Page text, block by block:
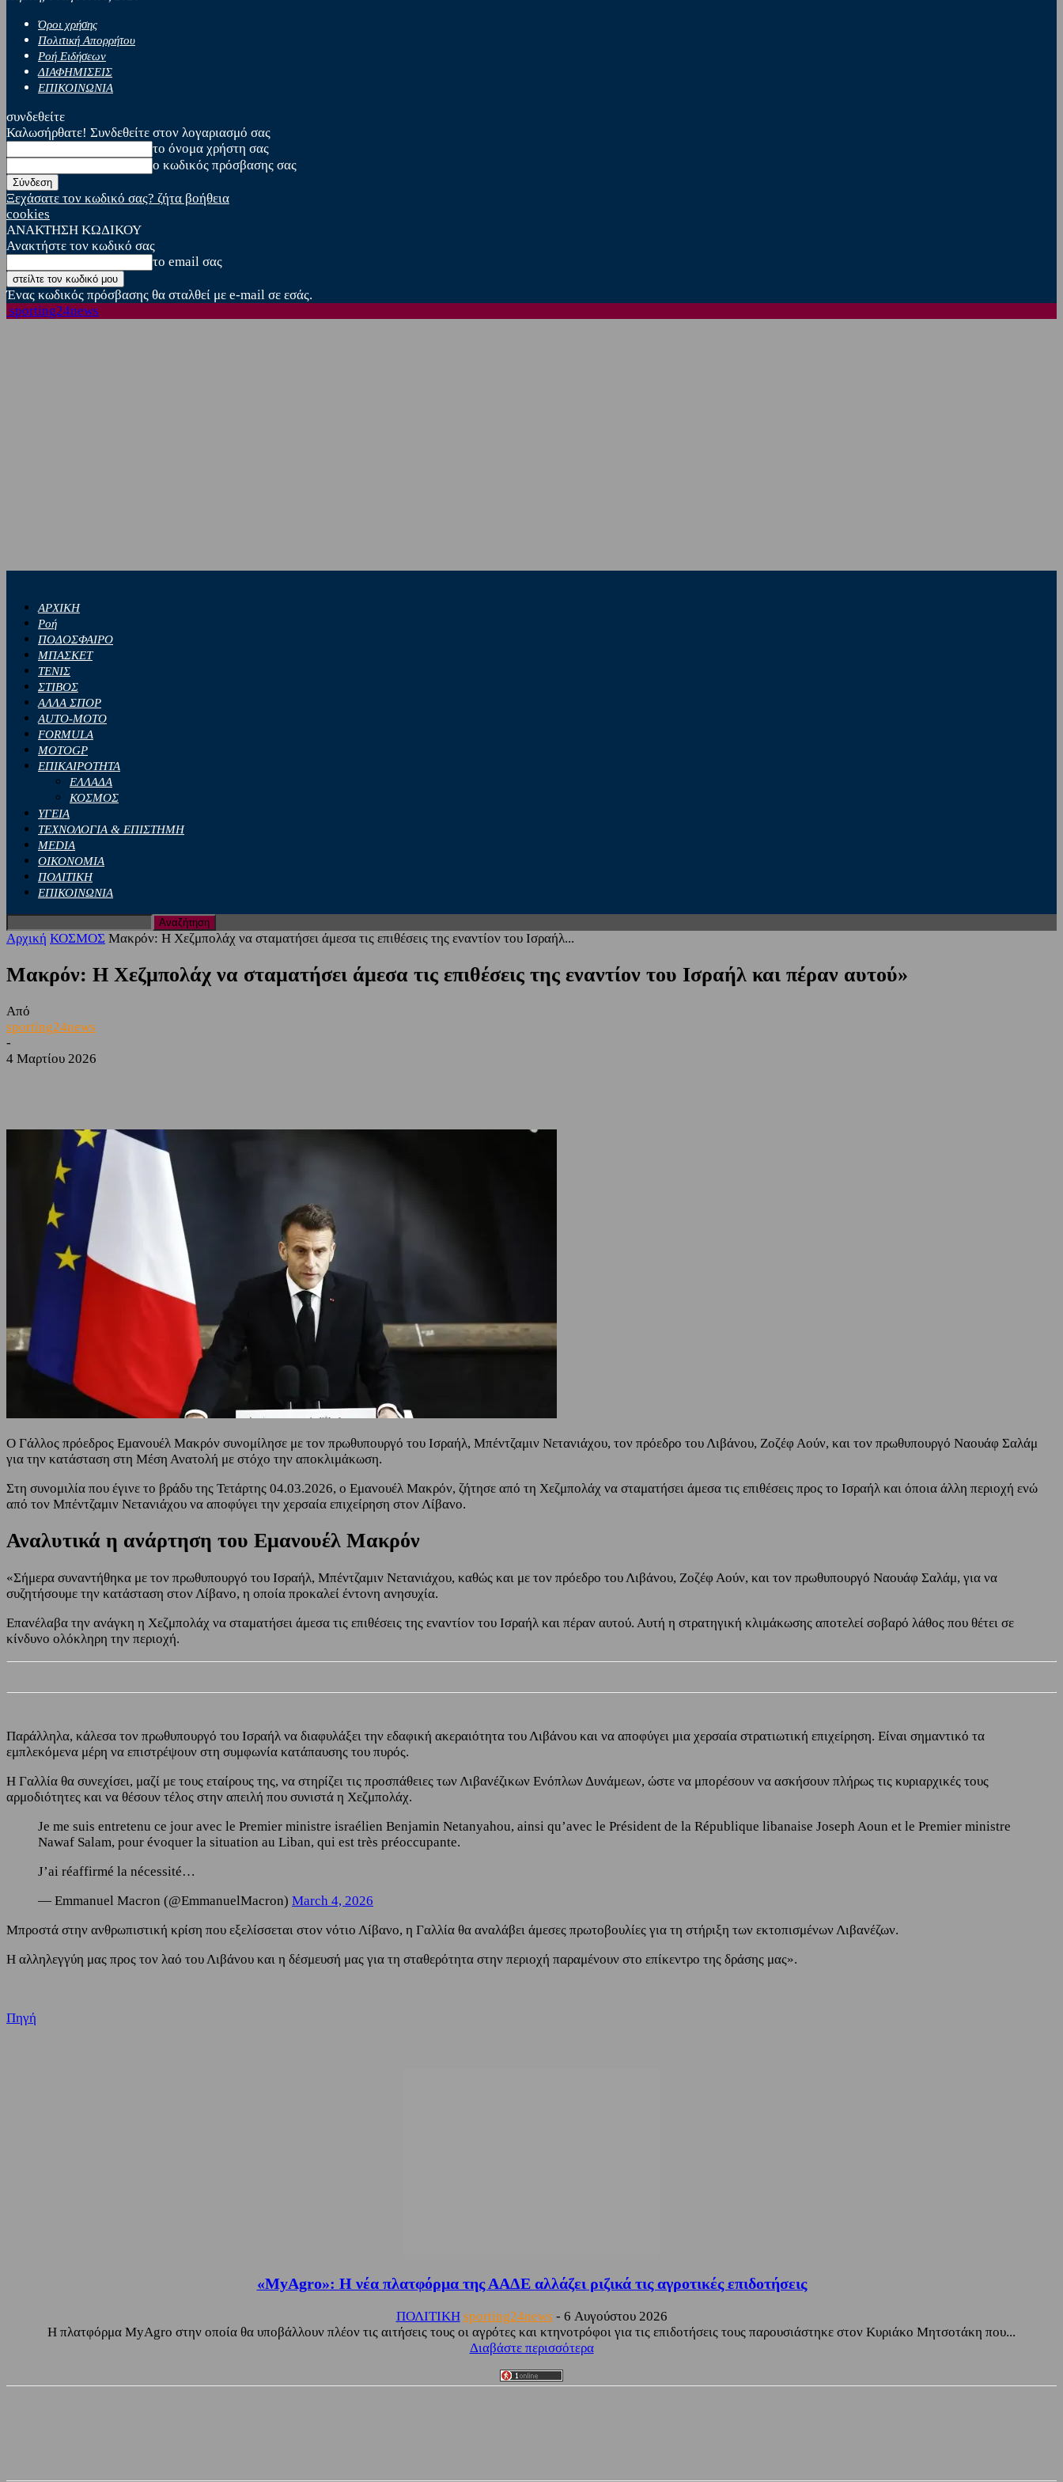
Όροι χρήσης
Πολιτική Απορρήτου
Ροή Ειδήσεων
ΔΙΑΦΗΜΙΣΕΙΣ
ΕΠΙΚΟΙΝΩΝΙΑ
συνδεθείτε
Καλωσήρθατε! Συνδεθείτε στον λογαριασμό σας
το όνομα χρήστη σας
ο κωδικός πρόσβασης σας
Ξεχάσατε τον κωδικό σας? ζήτα βοήθεια
cookies
ΑΝΑΚΤΗΣΗ ΚΩΔΙΚΟΥ
Ανακτήστε τον κωδικό σας
το email σας
Ένας κωδικός πρόσβασης θα σταλθεί με e-mail σε εσάς.
sporting24news
ΑΡΧΙΚΗ
Ροή
ΠΟΔΟΣΦΑΙΡΟ
ΜΠΑΣΚΕΤ
ΤΕΝΙΣ
ΣΤΙΒΟΣ
ΑΛΛΑ ΣΠΟΡ
AUTO-MOTO
FORMULA
MOTOGP
ΕΠΙΚΑΙΡΟΤΗΤΑ
ΕΛΛΑΔΑ
ΚΟΣΜΟΣ
ΥΓΕΙΑ
ΤΕΧΝΟΛΟΓΙΑ & ΕΠΙΣΤΗΜΗ
MEDIA
ΟΙΚΟΝΟΜΙΑ
ΠΟΛΙΤΙΚΗ
ΕΠΙΚΟΙΝΩΝΙΑ
Αρχική ΚΟΣΜΟΣ Μακρόν: Η Χεζμπολάχ να σταματήσει άμεσα τις επιθέσεις της εναντίον του Ισραήλ...
Μακρόν: Η Χεζμπολάχ να σταματήσει άμεσα τις επιθέσεις της εναντίον του Ισραήλ και πέραν αυτού»
Από
sporting24news
-
4 Μαρτίου 2026
Ο Γάλλος πρόεδρος Εμανουέλ Μακρόν συνομίλησε με τον πρωθυπουργό του Ισραήλ, Μπέντζαμιν Νετανιάχου, τον πρόεδρο του Λιβάνου, Ζοζέφ Αούν, και τον πρωθυπουργό Ναουάφ Σαλάμ
για την κατάσταση στη Μέση Ανατολή με στόχο την αποκλιμάκωση.
Στη συνομιλία που έγινε το βράδυ της Τετάρτης 04.03.2026, ο Εμανουέλ Μακρόν, ζήτησε από τη Χεζμπολάχ να σταματήσει άμεσα τις επιθέσεις προς το Ισραήλ και όποια άλλη περιοχή ενώ
από τον Μπέντζαμιν Νετανιάχου να αποφύγει την χερσαία επιχείρηση στον Λίβανο.
Αναλυτικά η ανάρτηση του Εμανουέλ Μακρόν
«Σήμερα συναντήθηκα με τον πρωθυπουργό του Ισραήλ, Μπέντζαμιν Νετανιάχου, καθώς και με τον πρόεδρο του Λιβάνου, Ζοζέφ Αούν, και τον πρωθυπουργό Ναουάφ Σαλάμ, για να
συζητήσουμε την κατάσταση στον Λίβανο, η οποία προκαλεί έντονη ανησυχία.
Επανέλαβα την ανάγκη η Χεζμπολάχ να σταματήσει άμεσα τις επιθέσεις της εναντίον του Ισραήλ και πέραν αυτού. Αυτή η στρατηγική κλιμάκωσης αποτελεί σοβαρό λάθος που θέτει σε
κίνδυνο ολόκληρη την περιοχή.
Παράλληλα, κάλεσα τον πρωθυπουργό του Ισραήλ να διαφυλάξει την εδαφική ακεραιότητα του Λιβάνου και να αποφύγει μια χερσαία στρατιωτική επιχείρηση. Είναι σημαντικό τα
εμπλεκόμενα μέρη να επιστρέψουν στη συμφωνία κατάπαυσης του πυρός.
Η Γαλλία θα συνεχίσει, μαζί με τους εταίρους της, να στηρίζει τις προσπάθειες των Λιβανέζικων Ενόπλων Δυνάμεων, ώστε να μπορέσουν να ασκήσουν πλήρως τις κυριαρχικές τους
αρμοδιότητες και να θέσουν τέλος στην απειλή που συνιστά η Χεζμπολάχ.
Je me suis entretenu ce jour avec le Premier ministre israélien Benjamin Netanyahou, ainsi qu’avec le Président de la République libanaise Joseph Aoun et le Premier ministre
Nawaf Salam, pour évoquer la situation au Liban, qui est très préoccupante.
J’ai réaffirmé la nécessité…
— Emmanuel Macron (@EmmanuelMacron) March 4, 2026
Μπροστά στην ανθρωπιστική κρίση που εξελίσσεται στον νότιο Λίβανο, η Γαλλία θα αναλάβει άμεσες πρωτοβουλίες για τη στήριξη των εκτοπισμένων Λιβανέζων.
Η αλληλεγγύη μας προς τον λαό του Λιβάνου και η δέσμευσή μας για τη σταθερότητα στην περιοχή παραμένουν στο επίκεντρο της δράσης μας».
Πηγή
«MyAgro»: Η νέα πλατφόρμα της ΑΑΔΕ αλλάζει ριζικά τις αγροτικές επιδοτήσεις
ΠΟΛΙΤΙΚΗ sporting24news - 6 Αυγούστου 2026
Η πλατφόρμα MyAgro στην οποία θα υποβάλλουν πλέον τις αιτήσεις τους οι αγρότες και κτηνοτρόφοι για τις επιδοτήσεις τους παρουσιάστηκε στον Κυριάκο Μητσοτάκη που...
Διαβάστε περισσότερα